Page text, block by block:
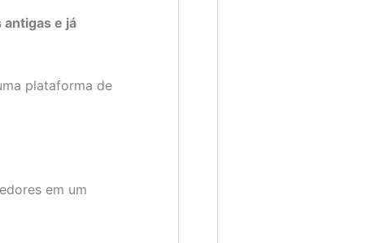
antigas e já
plataforma de
em um